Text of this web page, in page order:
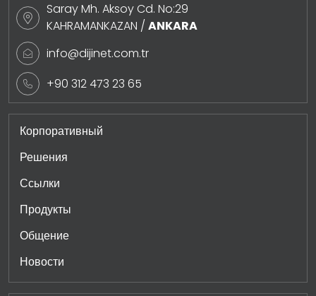
Saray Mh. Aksoy Cd. No:29
KAHRAMANKAZAN / ANKARA
info@dijinet.com.tr
+90 312 473 23 65
Корпоративный
Решения
Ссылки
Продукты
Общение
Новости